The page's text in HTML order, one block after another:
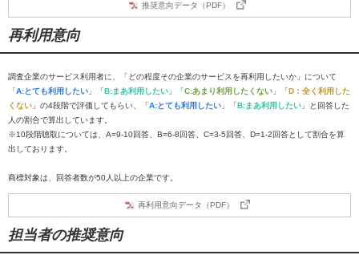
推奨意向データ（PDF）
再利用意向
調査企業のサービス利用者に、「どの程度その企業のサービスを再利用したいか」について
「A:とても利用したい 」「B:まあ利用したい 」「C:あまり利用したくない 」「D：全く利用した
くない 」の4段階で評価してもらい、「A:とても利用したい 」「B:まあ利用したい 」と回答した
人の割合で算出しています。
※10段階聴取については、A=9-10回答、B=6-8回答、C=3-5回答、D=1-2回答として割合を算
出しております。
商標対象は、回答者数が50人以上の企業です。
再利用意向データ（PDF）
担当者の推奨意向